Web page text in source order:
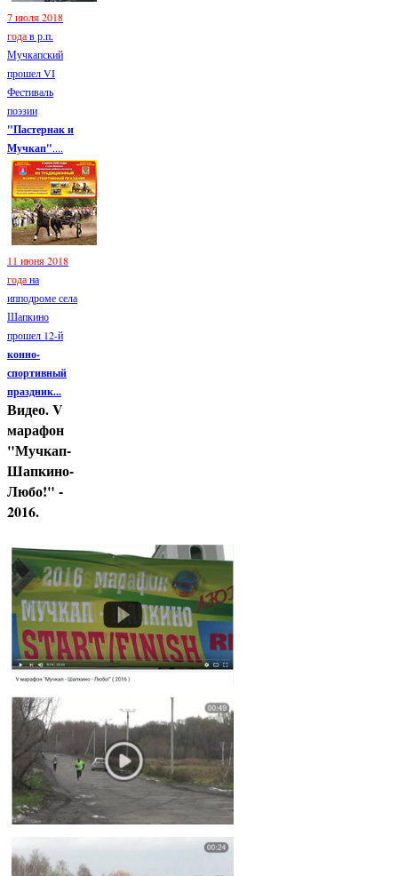
7 июля 2018
годав р.п.
Мучкапский
прошел VI
Фестиваль
поэзии
"Пастернак и
Мучкап"....
11 июня 2018
годана
ипподроме села
Шапкино
прошел 12-й
конно-
спортивный
праздник...
Видео. V
марафон
"Мучкап-
Шапкино-
Любо!" -
2016.